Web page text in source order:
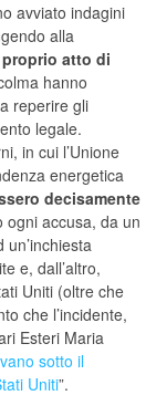
avviato indagini
alla
atto di
hanno
reperire gli
legale.
in cui l’Unione
energetica
decisamente
ogni accusa, da un
e, dall’altro,
Uniti (oltre che
che l’incidente,
Esteri Maria
sotto il
Uniti”.